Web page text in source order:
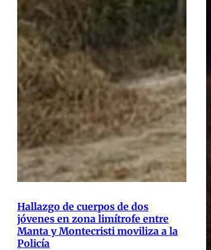
Hallazgo de cuerpos de dos
jóvenes en zona limítrofe entre
Manta y Montecristi moviliza a la
Policía